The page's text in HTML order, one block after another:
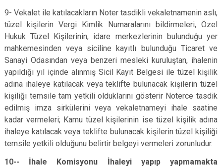
9- Vekalet ile katılacakların Noter tasdikli vekaletnamenin aslı,
tüzel kişilerin Vergi Kimlik Numaralarını bildirmeleri, Özel
Hukuk Tüzel Kişilerinin, idare merkezlerinin bulunduğu yer
mahkemesinden veya siciline kayıtlı bulunduğu Ticaret ve
Sanayi Odasından veya benzeri mesleki kuruluştan, ihalenin
yapıldığı yıl içinde alınmış Sicil Kayıt Belgesi ile tüzel kişilik
adına ihaleye katılacak veya teklifte bulunacak kişilerin tüzel
kişiliği temsile tam yetkili olduklarını gösterir Noterce tasdik
edilmiş imza sirkülerini veya vekaletnameyi ihale saatine
kadar vermeleri; Kamu tüzel kişilerinin ise tüzel kişilik adına
ihaleye katılacak veya teklifte bulunacak kişilerin tüzel kişiliği
temsile yetkili olduğunu belirtir belgeyi vermeleri zorunludur.
10-- İhale Komisyonu İhaleyi yapıp yapmamakta